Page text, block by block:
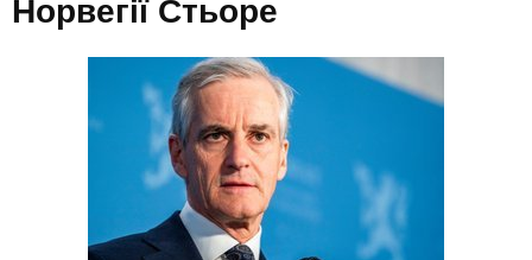
Норвегії Стьоре